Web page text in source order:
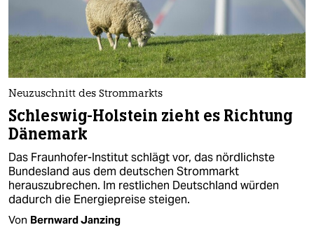
Neuzuschnitt des Strommarkts
Schleswig-Holstein zieht es Richtung
Dänemark
Das Fraunhofer-Institut schlägt vor, das nördlichste
Bundesland aus dem deutschen Strommarkt
herauszubrechen. Im restlichen Deutschland würden
dadurch die Energiepreise steigen.
Von Bernward Janzing